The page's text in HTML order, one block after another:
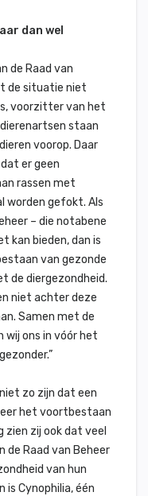
dan wel
de Raad van
de situatie niet
voorzitter van het
staan
voorop. Daar
er geen
rassen met
worden gefokt. Als
– die notabene
kan bieden, dan is
van gezonde
de diergezondheid.
niet achter deze
Samen met de
ons in vóór het
zo zijn dat een
het voortbestaan
zien zij ook dat veel
de Raad van Beheer
van hun
is Cynophilia, één